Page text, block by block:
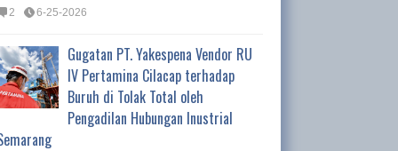
2 6-25-2026
Gugatan PT. Yakespena Vendor RU
IV Pertamina Cilacap terhadap
Buruh di Tolak Total oleh
Pengadilan Hubungan Inustrial